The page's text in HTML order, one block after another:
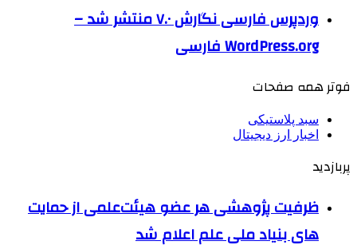
وردپرس فارسی نگارش ۷.۰ منتشر شد –
WordPress.org فارسی
فوتر همه صفحات
سبد پلاستیکی
اخبار ارز دیجیتال
پربازدید
ظرفیت پژوهشی هر عضو هیئت‌علمی از حمایت
های بنیاد ملی علم اعلام شد